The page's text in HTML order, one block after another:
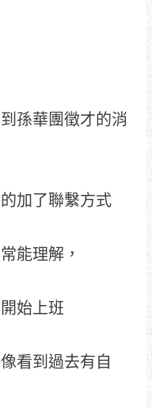
孫華團徵才的消
加了聯繫方式
能理解，
始上班
看到過去有自